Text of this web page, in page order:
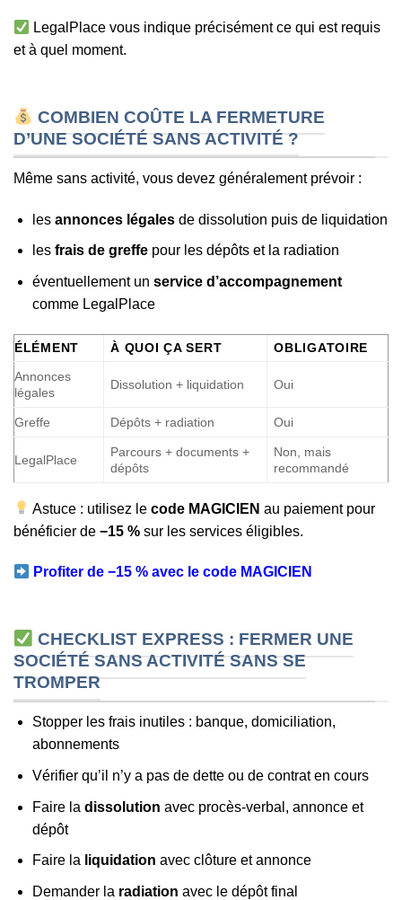
LegalPlace vous indique précisément ce qui est requis
et à quel moment.
COMBIEN COÛTE LA FERMETURE
D’UNE SOCIÉTÉ SANS ACTIVITÉ ?
Même sans activité, vous devez généralement prévoir :
les annonces légalesde dissolution puis de liquidation
les frais de greffepour les dépôts et la radiation
éventuellement un service d’accompagnement
comme LegalPlace
ÉLÉMENT À QUOI ÇA SERT
OBLIGATOIRE
Annonces
légales
Dissolution + liquidation Oui
Greffe Dépôts + radiation Oui
LegalPlace
Parcours + documents +
dépôts
Non, mais
recommandé
Astuce : utilisez lecode MAGICIEN au paiement pour
bénéficier de −15 % sur les services éligibles.
Profiter de −15 % avec le code MAGICIEN
CHECKLIST EXPRESS : FERMER UNE
SOCIÉTÉ SANS ACTIVITÉ SANS SE
TROMPER
Stopper les frais inutiles : banque, domiciliation,
abonnements
Vérifier qu’il n’y a pas de dette ou de contrat en cours
Faire la dissolution avec procès-verbal, annonce et
dépôt
Faire la liquidation avec clôture et annonce
Demander la radiation avec le dépôt final